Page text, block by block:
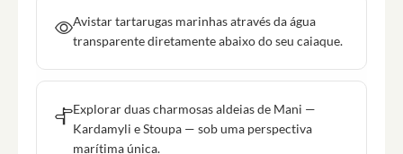
Avistar tartarugas marinhas através da água
transparente diretamente abaixo do seu caiaque.
Explorar duas charmosas aldeias de Mani —
Kardamyli e Stoupa — sob uma perspectiva
marítima única.